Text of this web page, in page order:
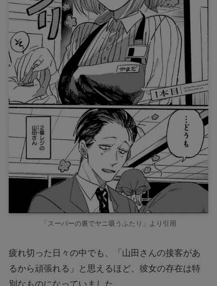
「スーパーの裏でヤニ吸うふたり」より引用
疲れ切った日々の中でも、「山田さんの接客があ
るから頑張れる」と思えるほど、彼女の存在は特